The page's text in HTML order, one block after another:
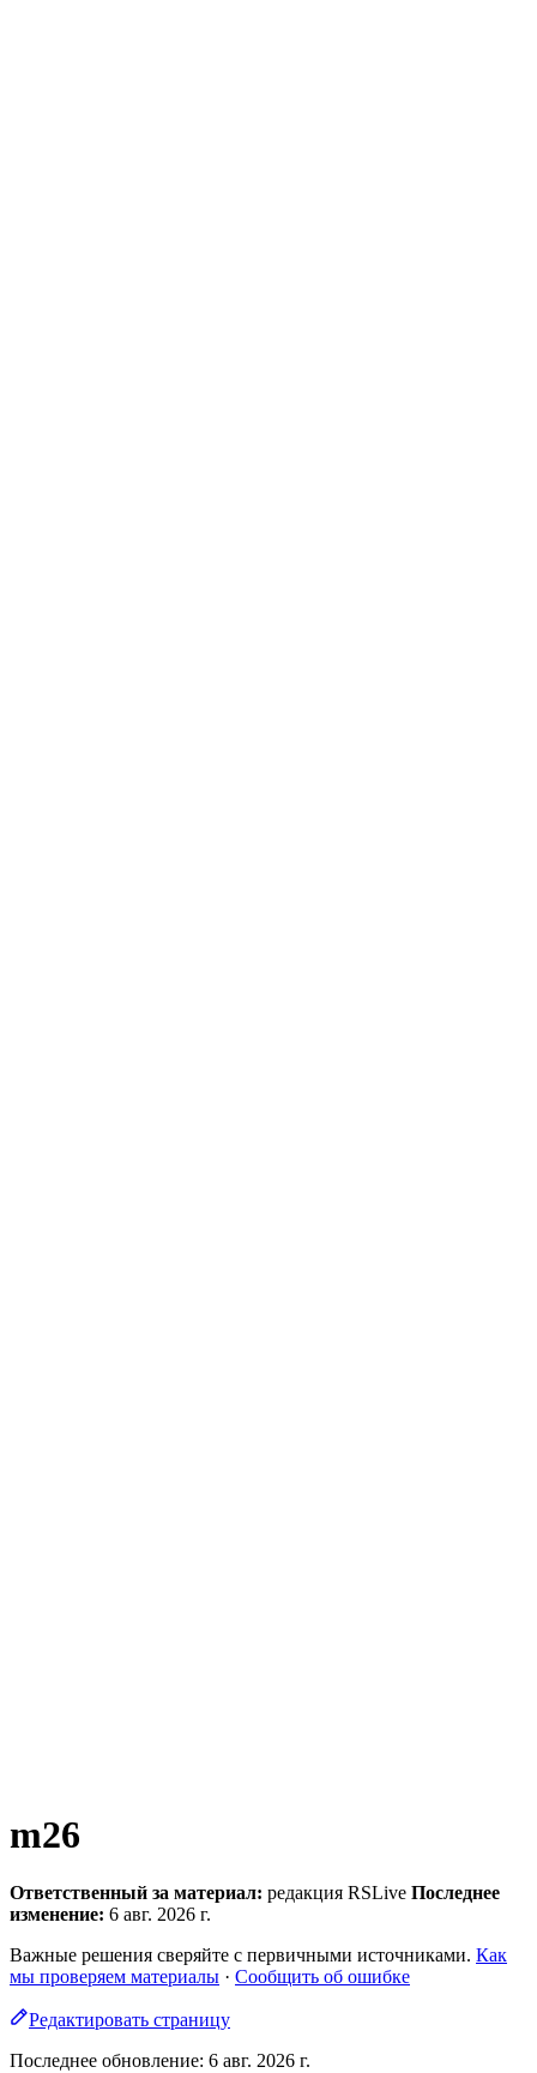
m26
Ответственный за материал: редакция RSLive Последнее
изменение: 6 авг. 2026 г.
Важные решения сверяйте с первичными источниками. Как
мы проверяем материалы · Сообщить об ошибке
Редактировать страницу
Последнее обновление: 6 авг. 2026 г.